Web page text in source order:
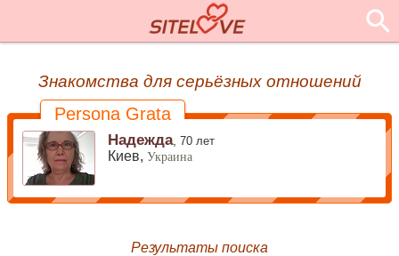
Знакомства для серьёзных отношений
Persona Grata
Надежда,70 лет
Киев,Украина
Результаты поиска